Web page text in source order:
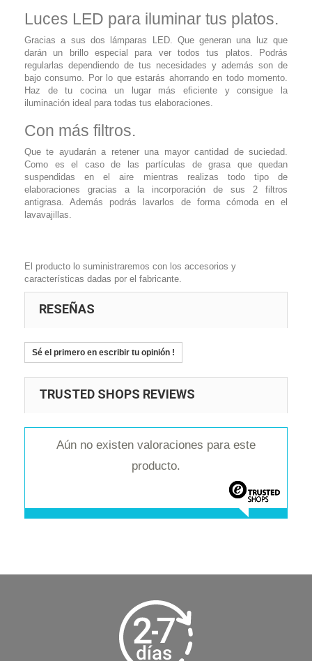
Luces LED para iluminar tus platos.
Gracias a sus dos lámparas LED. Que generan una luz que
darán un brillo especial para ver todos tus platos. Podrás
regularlas dependiendo de tus necesidades y además son de
bajo consumo. Por lo que estarás ahorrando en todo momento.
Haz de tu cocina un lugar más eficiente y consigue la
iluminación ideal para todas tus elaboraciones.
Con más filtros.
Que te ayudarán a retener una mayor cantidad de suciedad.
Como es el caso de las partículas de grasa que quedan
suspendidas en el aire mientras realizas todo tipo de
elaboraciones gracias a la incorporación de sus 2 filtros
antigrasa. Además podrás lavarlos de forma cómoda en el
lavavajillas.
El producto lo suministraremos con los accesorios y
características dadas por el fabricante.
RESEÑAS
Sé el primero en escribir tu opinión !
TRUSTED SHOPS REVIEWS
Aún no existen valoraciones para este
producto.